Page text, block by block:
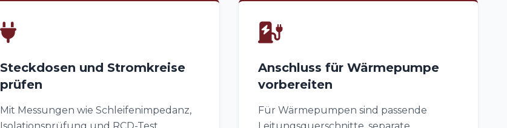
Steckdosen und Stromkreise
prüfen
Mit Messungen wie Schleifenimpedanz,
Anschluss für Wärmepumpe
vorbereiten
Für Wärmepumpen sind passende